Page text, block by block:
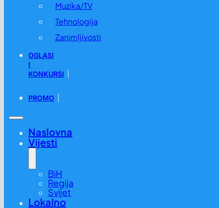
Muzika/TV
Tehnologija
Zanimljivosti
OGLASI
I
KONKURSI
PROMO
Naslovna
Vijesti
BiH
Regija
Svijet
Lokalno